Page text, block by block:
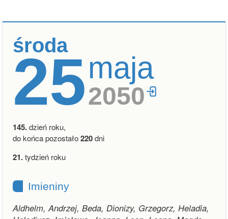
środa
25maja
2050
145.dzień roku,
do końca pozostało220dni
21.tydzień roku
Imieniny
Aldhelm, Andrzej, Beda, Dionizy, Grzegorz, Heladia,